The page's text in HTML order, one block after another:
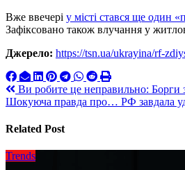
Вже ввечері у місті стався ще один
Зафіксовано також влучання у
Джерело: https://tsn.ua/ukrayina/rf-
Навигация
по
записям
Ви робите це неправильно: Борги
Шокуюча правда про… РФ завдала
Related Post
Trends